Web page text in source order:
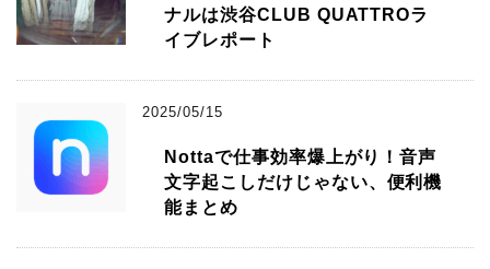
ナルは渋谷CLUB QUATTROラ
イブレポート
2025/05/15
Nottaで仕事効率爆上がり！音声
文字起こしだけじゃない、便利機
能まとめ